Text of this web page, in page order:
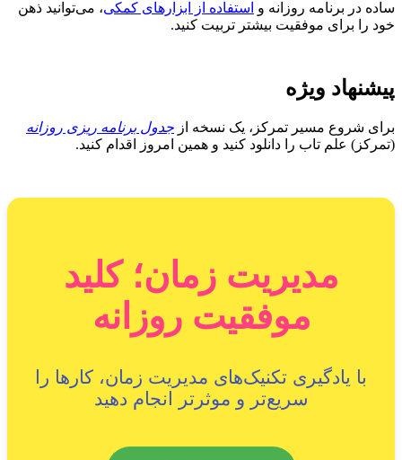
ساده در برنامه روزانه و استفاده از ابزارهای کمکی، می‌توانید ذهن
خود را برای موفقیت بیشتر تربیت کنید.
پیشنهاد ویژه
برای شروع مسیر تمرکز، یک نسخه از جدول برنامه ریزی روزانه
(تمرکز) علم تاب را دانلود کنید و همین امروز اقدام کنید.
مدیریت زمان؛ کلید
موفقیت روزانه
با یادگیری تکنیک‌های مدیریت زمان، کارها را
سریع‌تر و موثرتر انجام دهید